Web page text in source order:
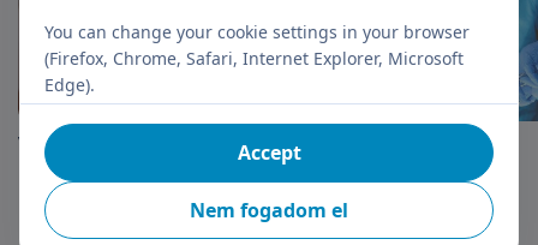
Vizelet inkontinencia Vizelet inkontinencia
You can change your cookie settings in your browser
(Firefox, Chrome, Safari, Internet Explorer, Microsoft
Edge).
Nem fogadom el
Accept